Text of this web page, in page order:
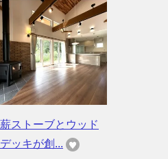
薪ストーブとウッド
デッキが創...